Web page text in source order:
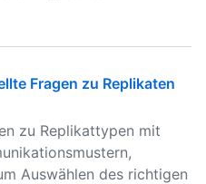
Fragen zu Replikaten
zu Replikattypen mit
Auswählen des richtigen